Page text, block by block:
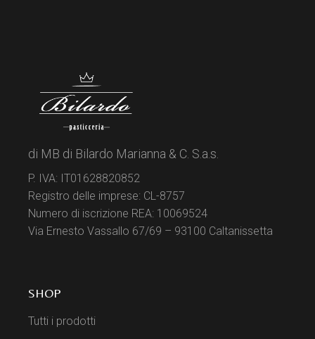
di MB di Bilardo Marianna & C. S.a.s.
P. IVA: IT01628820852
Registro delle imprese: CL-8757
Numero di iscrizione REA: 10069524
Via Ernesto Vassallo 67/69 – 93100 Caltanissetta
SHOP
Tutti i prodotti